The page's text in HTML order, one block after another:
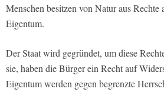
Menschen besitzen von Natur aus
Eigentum.
Der Staat wird gegründet, um diese
sie, haben die Bürger ein Recht auf
Eigentum werden gegen begrenzte